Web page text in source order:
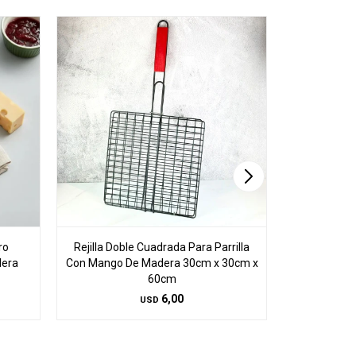
Rejilla Doble Cuadrada Para Parrilla
Con Mango De Madera 30cm x 30cm x
60cm
USD 6,00